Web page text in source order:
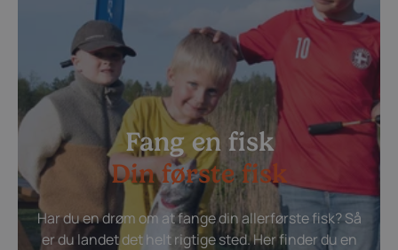
Fang en fisk
Din første fisk
Har du en drøm om at fange din allerførste fisk? Så
er du landet det helt rigtige sted. Her finder du en